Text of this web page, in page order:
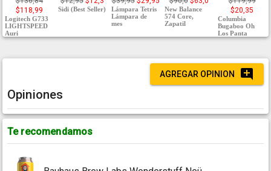
$118,99
Logitech G733
LIGHTSPEED
Auri
Sidi (Best Seller)
Lámpara Tetris
Lámpara de
mes
New Balance
574 Core,
Zapatil
$20,35
Columbia
Bugaboo Oh
Los Panta
AGREGAR OPINION
Opiniones
Te recomendamos